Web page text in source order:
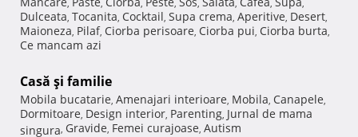
, , , , , , , ,
Dulceata, Tocanita, Cocktail, Supa crema, Aperitive, Desert,
Maioneza, Pilaf, Ciorba perisoare, Ciorba pui, Ciorba burta,
Ce mancam azi
Casă şi familie
Mobila bucatarie, Amenajari interioare, Mobila, Canapele,
Dormitoare, Design interior, Parenting, Jurnal de mama
singura, Gravide, Femei curajoase, Autism